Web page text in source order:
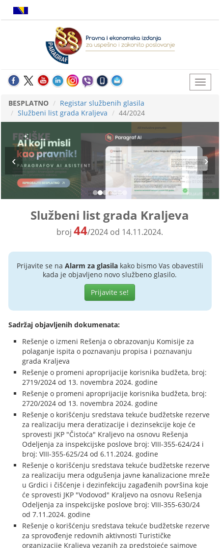
BESPLATNO
Registar službenih glasila
Službeni list grada Kraljeva
44/2024
Službeni list grada Kraljeva
broj44/2024 od 14.11.2024.
Prijavite se na Alarm za glasilakako bismo Vas obavestili
kada je objavljeno novo službeno glasilo.
Prijavite se!
Sadržaj objavljenih dokumenata:
Rešenje o izmeni Rešenja o obrazovanju Komisije za
polaganje ispita o poznavanju propisa i poznavanju
grada Kraljeva
Rešenje o promeni aproprijacije korisnika budžeta, broj:
2719/2024 od 13. novembra 2024. godine
Rešenje o promeni aproprijacije korisnika budžeta, broj:
2720/2024 od 13. novembra 2024. godine
Rešenje o korišćenju sredstava tekuće budžetske rezerve
za realizaciju mera deratizacije i dezinsekcije koje će
sprovesti JKP "Čistoća" Kraljevo na osnovu Rešenja
Odeljenja za inspekcijske poslove broj: VIII-355-624/24 i
broj: VIII-355-625/24 od 6.11.2024. godine
Rešenje o korišćenju sredstava tekuće budžetske rezerve
za realizaciju mera odgušenja javne kanalizacione mreže
u Grdici i čišćenje i dezinfekciju zagađenih površina koje
će sprovesti JKP "Vodovod" Kraljevo na osnovu Rešenja
Odeljenja za inspekcijske poslove broj: VIII-355-630/24
od 7.11.2024. godine
Rešenje o korišćenju sredstava tekuće budžetske rezerve
za sprovođenje redovnih aktivnosti Turističke
organizacije Kraljeva vezanih za predstojeće sajmove